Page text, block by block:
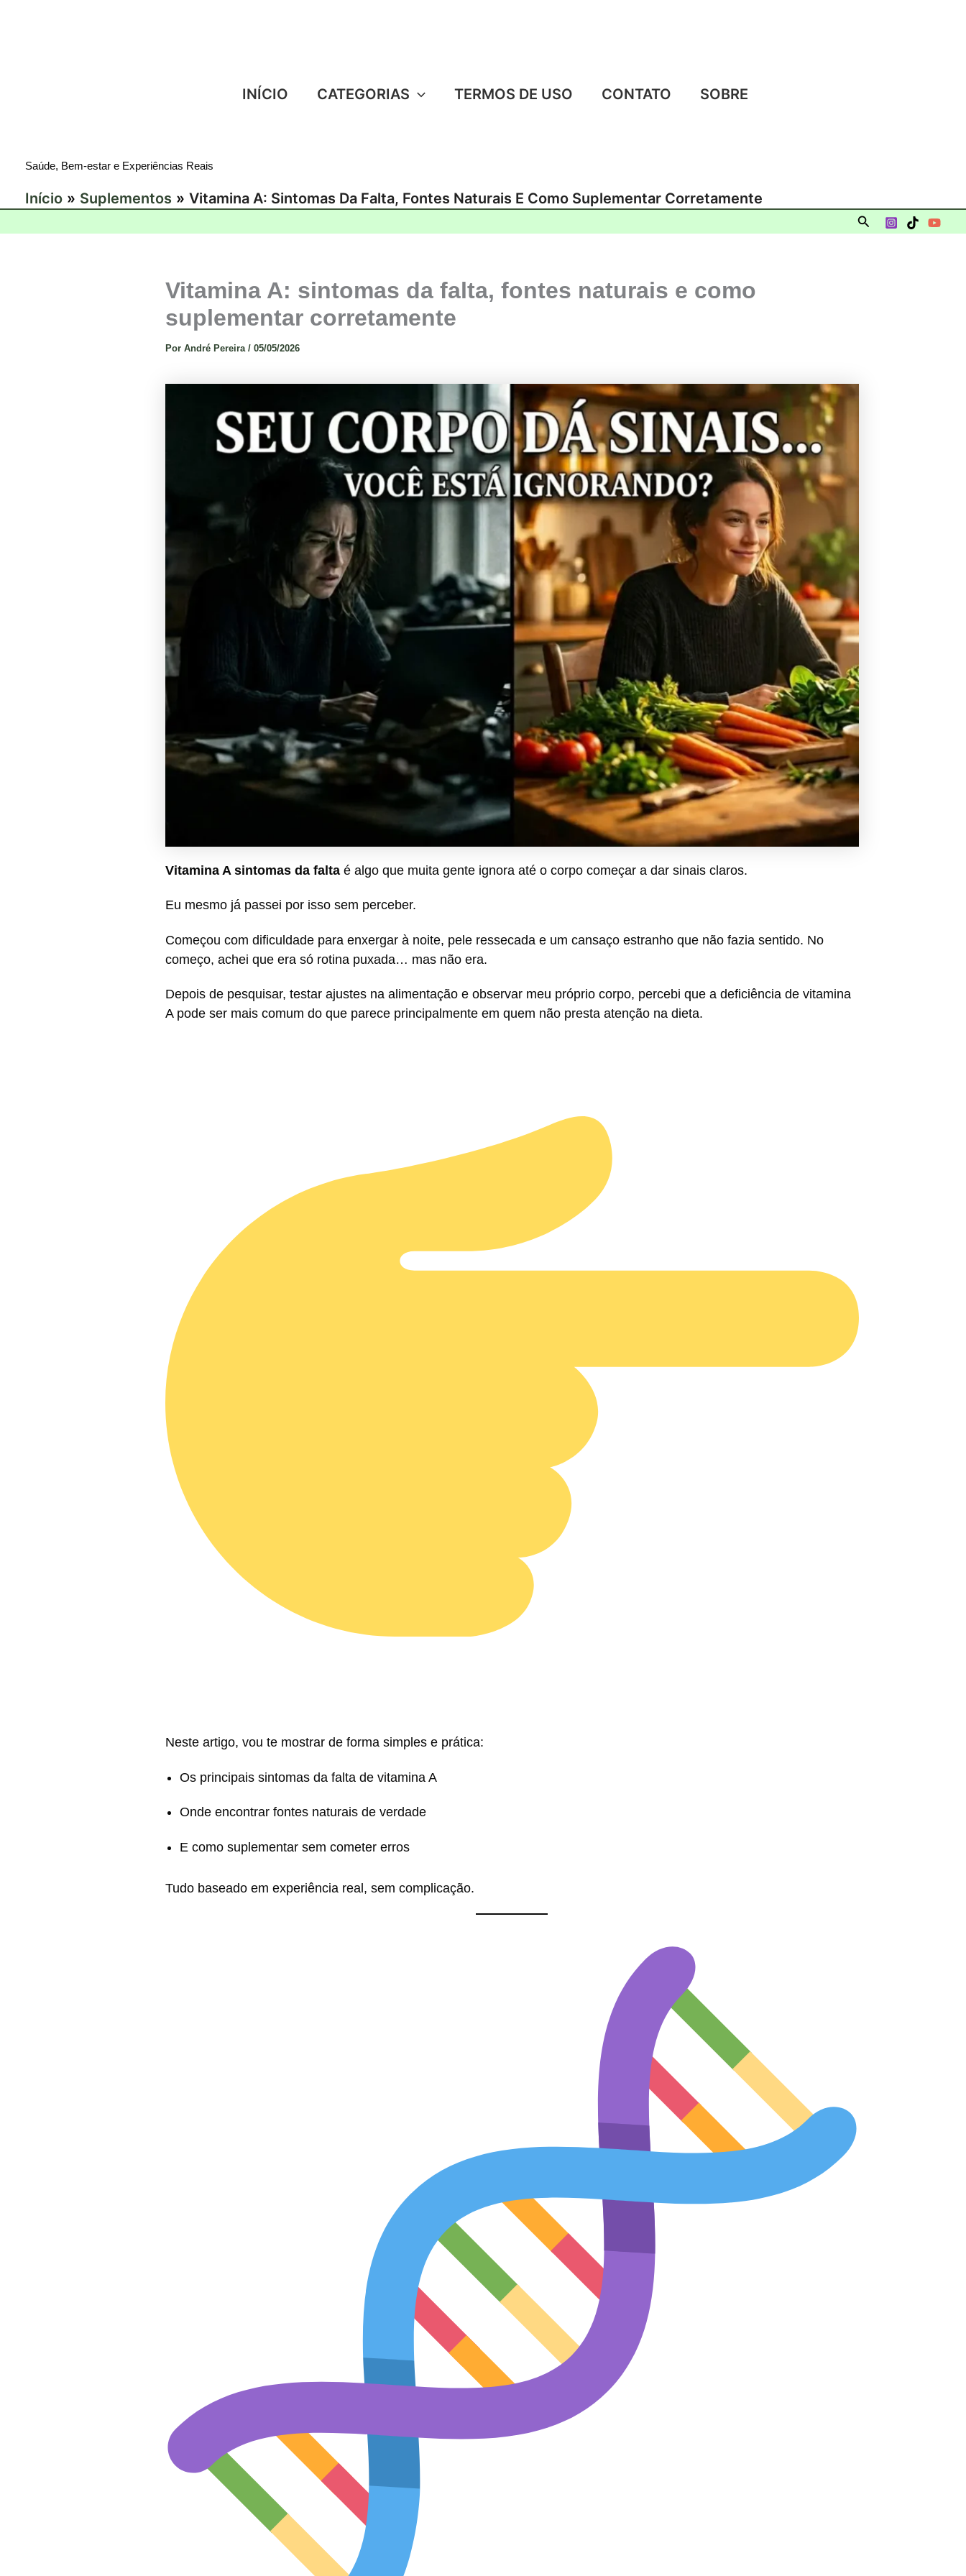
Saúde, Bem-estar e Experiências Reais
INÍCIO CATEGORIAS TERMOS DE USO CONTATO SOBRE
Início Suplementos Vitamina A: Sintomas Da Falta, Fontes Naturais E Como Suplementar Corretamente
Pesquisar
Vitamina A: sintomas da falta, fontes naturais e como
suplementar corretamente
Por André Pereira / 05/05/2026
Vitamina A sintomas da faltaé algo que muita gente ignora até o corpo começar a dar sinais claros.
Eu mesmo já passei por isso sem perceber.
Começou com dificuldade para enxergar à noite, pele ressecada e um cansaço estranho que não fazia sentido. No
começo, achei que era só rotina puxada… mas não era.
Depois de pesquisar, testar ajustes na alimentação e observar meu próprio corpo, percebi que a deficiência de vitamina
A pode ser mais comum do que parece principalmente em quem não presta atenção na dieta.
Neste artigo, vou te mostrar de forma simples e prática:
Os principais sintomas da falta de vitamina A
Onde encontrar fontes naturais de verdade
E como suplementar sem cometer erros
Tudo baseado em experiência real, sem complicação.